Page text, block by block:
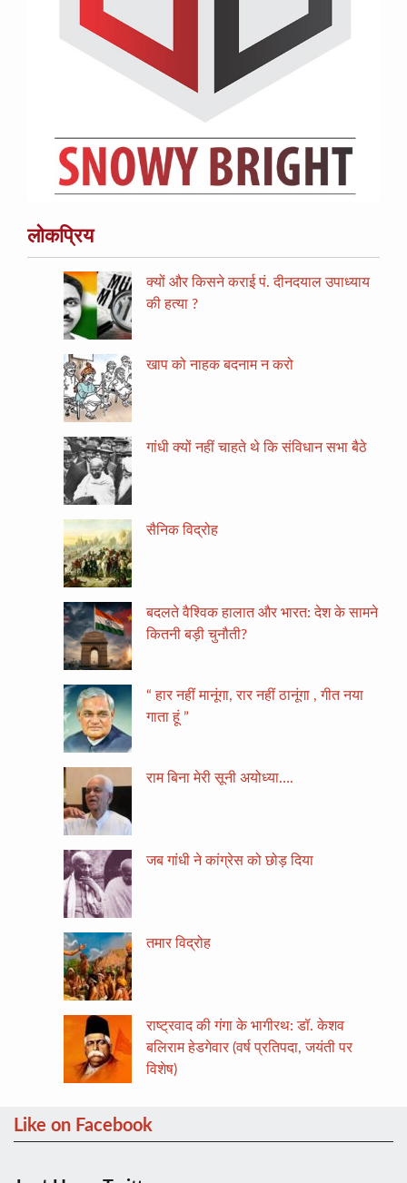
लोकप्रिय
क्यों और किसने कराई पं. दीनदयाल उपाध्याय
की हत्या ?
खाप को नाहक बदनाम न करो
गांधी क्यों नहीं चाहते थे कि संविधान सभा बैठे
सैनिक विद्रोह
बदलते वैश्विक हालात और भारत: देश के सामने
कितनी बड़ी चुनौती?
“ हार नहीं मानूंगा, रार नहीं ठानूंगा , गीत नया
गाता हूं ”
राम बिना मेरी सूनी अयोध्या….
जब गांधी ने कांग्रेस को छोड़ दिया
तमार विद्रोह
राष्ट्रवाद की गंगा के भागीरथ: डॉ. केशव
बलिराम हेडगेवार (वर्ष प्रतिपदा, जयंती पर
विशेष)
Like on Facebook